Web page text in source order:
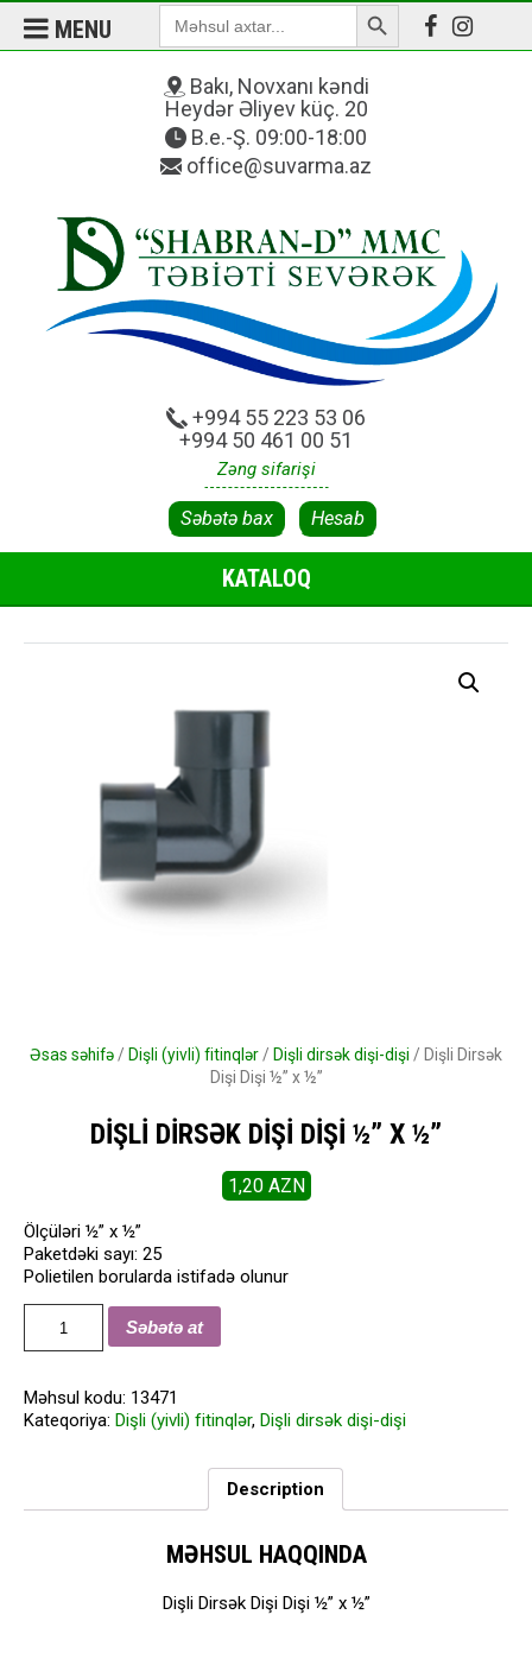
MENU
Search
for:
Bakı, Novxanı kəndi
Heydər Əliyev küç. 20
B.e.-Ş. 09:00-18:00
office@suvarma.az
+994 55 223 53 06
+994 50 461 00 51
Zəng sifarişi
Səbətə bax Hesab
KATALOQ
Əsas səhifə/ Dişli (yivli) fitinqlər/ Dişli dirsək dişi-dişi / Dişli Dirsək
Dişi Dişi ½” x ½”
DIŞLI DIRSƏK DIŞI DIŞI ½” X ½”
1,20 AZN
Ölçüləri ½” x ½”
Paketdəki sayı: 25
Polietilen borularda istifadə olunur
Dişi
½"
Səbətə at
Məhsul kodu: 13471
Kateqoriya: Dişli (yivli) fitinqlər, Dişli dirsək dişi-dişi
Description
MƏHSUL HAQQINDA
Dişli Dirsək Dişi Dişi ½” x ½”